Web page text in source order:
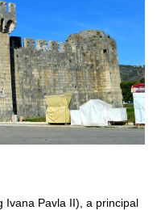
Ivana Pavla II), a principal